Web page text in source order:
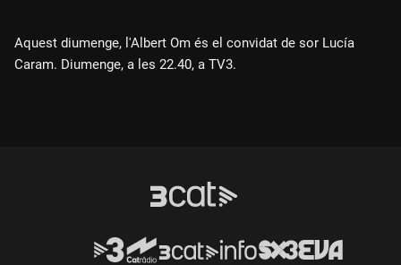
Aquest diumenge, l'Albert Om és el convidat de sor Lucía
Caram. Diumenge, a les 22.40, a TV3.